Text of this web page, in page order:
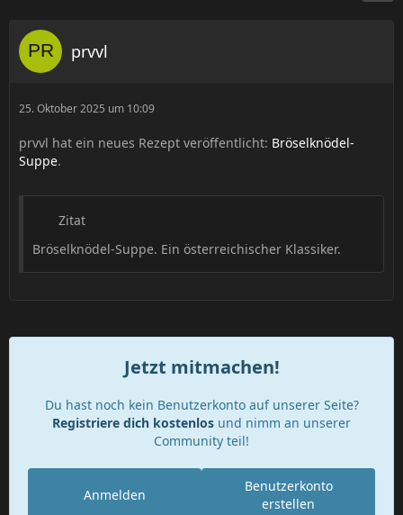
prvvl
25. Oktober 2025 um 10:09
prvvl hat ein neues Rezept veröffentlicht: Bröselknödel-
Suppe.
Zitat
Bröselknödel-Suppe. Ein österreichischer Klassiker.
Jetzt mitmachen!
Du hast noch kein Benutzerkonto auf unserer Seite?
Registriere dich kostenlos und nimm an unserer
Community teil!
Benutzerkonto
erstellen
Anmelden